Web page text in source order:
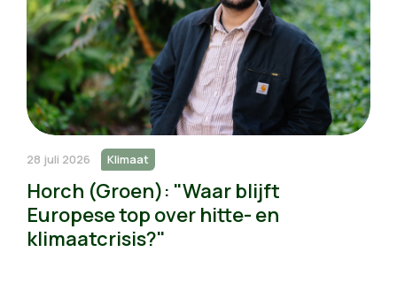
28 juli 2026 Klimaat
Horch (Groen): "Waar blijft
Europese top over hitte- en
klimaatcrisis?"